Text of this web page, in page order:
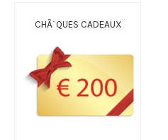
CHÃ¨QUES CADEAUX